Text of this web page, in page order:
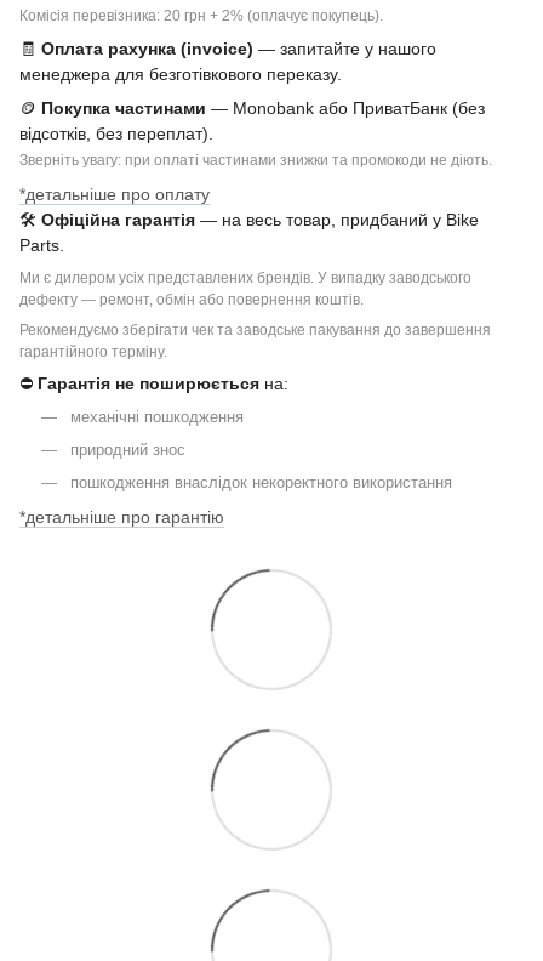
Комісія перевізника: 20 грн + 2% (оплачує покупець).
🧾 Оплата рахунка (invoice) — запитайте у нашого
менеджера для безготівкового переказу.
🪙 Покупка частинами — Monobank або ПриватБанк (без
відсотків, без переплат).
Зверніть увагу: при оплаті частинами знижки та промокоди не діють.
*детальніше про оплату
🛠 Офіційна гарантія — на весь товар, придбаний у Bike
Parts.
Ми є дилером усіх представлених брендів. У випадку заводського
дефекту — ремонт, обмін або повернення коштів.
Рекомендуємо зберігати чек та заводське пакування до завершення
гарантійного терміну.
⛔ Гарантія не поширюється на:
механічні пошкодження
природний знос
пошкодження внаслідок некоректного використання
*детальніше про гарантію